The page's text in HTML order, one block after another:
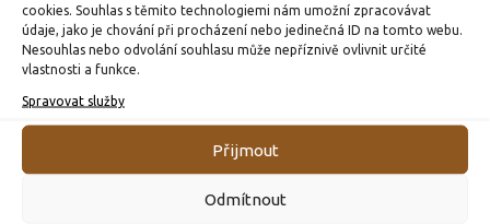
cookies. Souhlas s těmito technologiemi nám umožní zpracovávat
údaje, jako je chování při procházení nebo jedinečná ID na tomto webu.
Nesouhlas nebo odvolání souhlasu může nepříznivě ovlivnit určité
vlastnosti a funkce.
Spravovat služby
Přijmout
Odmítnout